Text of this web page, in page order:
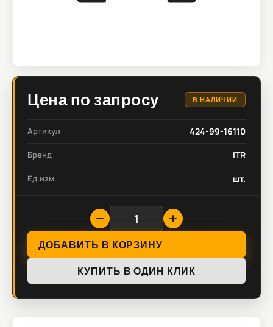
Цена по запросу В НАЛИЧИИ
Артикул 424-99-16110
Бренд ITR
Ед.изм. шт.
ДОБАВИТЬ В КОРЗИНУ
КУПИТЬ В ОДИН КЛИК